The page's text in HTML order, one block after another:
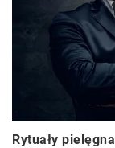
Rytuały